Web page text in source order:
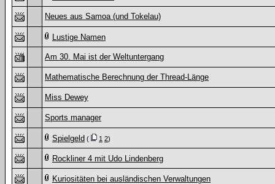
Neues aus Samoa (und Tokelau)
Lustige Namen
Am 30. Mai ist der Weltuntergang
Mathematische Berechnung der Thread-Länge
Miss Dewey
Sports manager
Spielgeld ( 1 2)
Rockliner 4 mit Udo Lindenberg
Kuriositäten bei ausländischen Verwaltungen